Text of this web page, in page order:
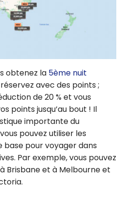
obtenez la 5ème nuit
avec des points ;
de 20 % et vous
points jusqu’au bout ! Il
importante du
pouvez utiliser les
base pour voyager dans
Par exemple, vous pouvez
Brisbane et à Melbourne et